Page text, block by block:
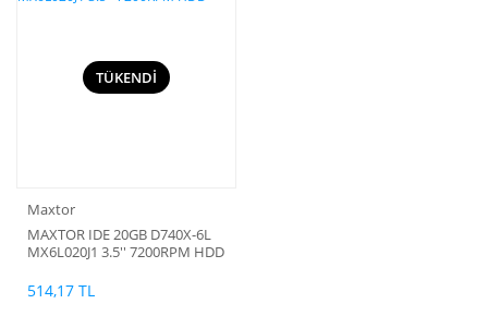
TÜKENDİ
Maxtor
MAXTOR IDE 20GB D740X-6L
MX6L020J1 3.5'' 7200RPM HDD
514,17 TL